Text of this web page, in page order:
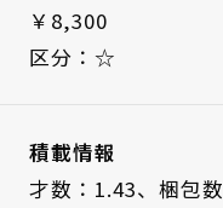
￥8,300
区分：☆
積載情報
才数：1.43、 梱包数